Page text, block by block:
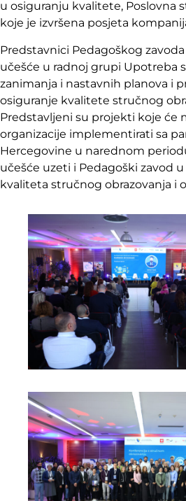
u osiguranju kvalitete, Poslovna
koje je izvršena posjeta
Predstavnici Pedagoškog
učešće u radnoj grupi Upotreba
zanimanja i nastavnih planova i
osiguranje kvalitete stručnog
Predstavljeni su projekti koje će
organizacije implementirati sa
Hercegovine u narednom
učešće uzeti i Pedagoški zavod
kvaliteta stručnog obrazovanja i